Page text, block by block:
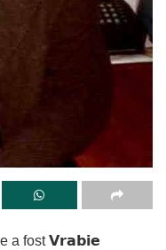
a fost 𝗩𝗿𝗮𝗯𝗶𝗲